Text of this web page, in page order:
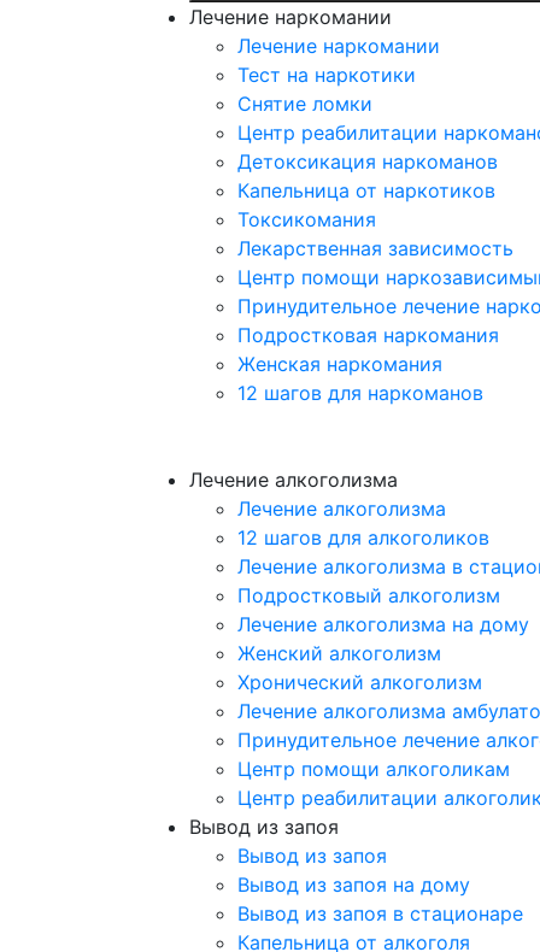
Лечение наркомании
Лечение наркомании
Тест на наркотики
Снятие ломки
Центр реабилитации
Детоксикация наркоманов
Капельница от наркотиков
Токсикомания
Лекарственная зависимость
Центр помощи
Принудительное лечение
Подростковая наркомания
Женская наркомания
12 шагов для наркоманов
Лечение алкоголизма
Лечение алкоголизма
12 шагов для алкоголиков
Лечение алкоголизма в
Подростковый алкоголизм
Лечение алкоголизма на дому
Женский алкоголизм
Хронический алкоголизм
Лечение алкоголизма
Принудительное лечение
Центр помощи алкоголикам
Центр реабилитации
Вывод из запоя
Вывод из запоя
Вывод из запоя на дому
Вывод из запоя в стационаре
Капельница от алкоголя